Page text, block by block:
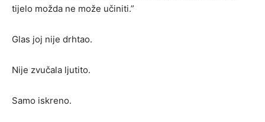
tijelo možda ne može učiniti.”
Glas joj nije drhtao.
Nije zvučala ljutito.
Samo iskreno.